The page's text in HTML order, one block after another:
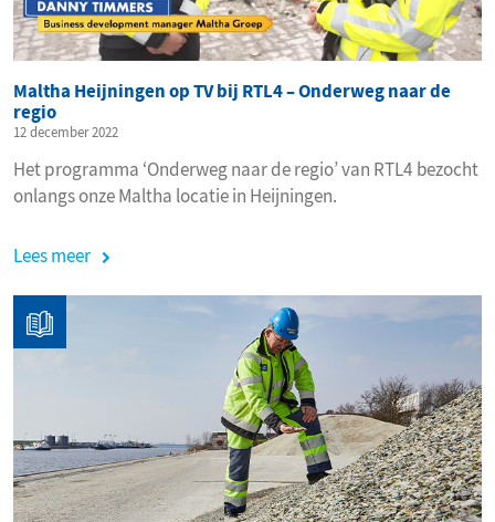
Maltha Heijningen op TV bij RTL4 – Onderweg naar de
regio
12 december 2022
Het programma ‘Onderweg naar de regio’ van RTL4 bezocht
onlangs onze Maltha locatie in Heijningen.
Lees meer